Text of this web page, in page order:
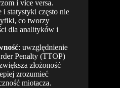
i vice versa.
i statystyki często nie
co tworzy
dla analityków i
: uwzględnienie
Penalty (TTOP)
złożoność
zrozumieć
miotacza.